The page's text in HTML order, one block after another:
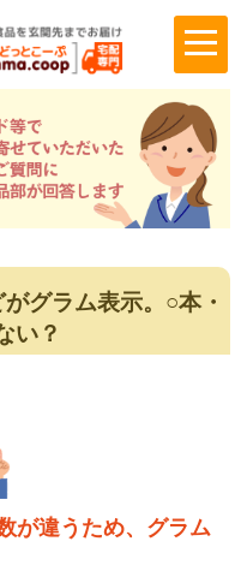
グラム表示。○本・
い？
が違うため、グラム